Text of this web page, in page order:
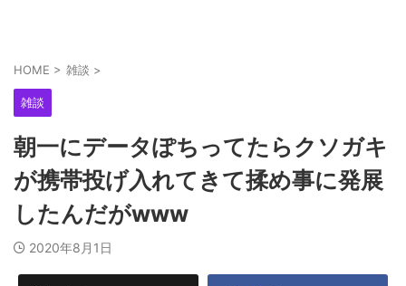
HOME > 雑談 >
雑談
朝一にデータぽちってたらクソガキ
が携帯投げ入れてきて揉め事に発展
したんだがwww
2020年8月1日